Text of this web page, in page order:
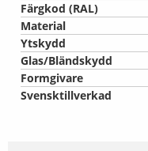
Färgkod (RAL)
Material
Ytskydd
Glas/Bländskydd
Formgivare
Svensktillverkad